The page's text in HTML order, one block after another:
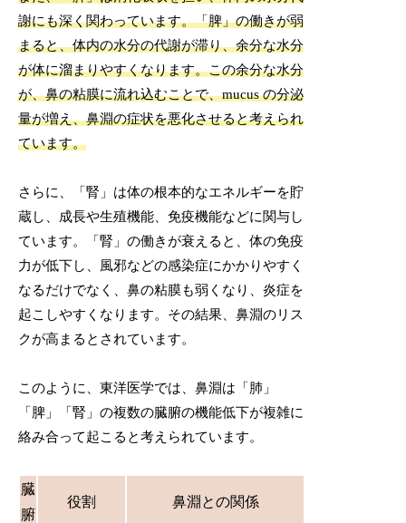
謝にも深く関わっています。「脾」の働きが弱
まると、体内の水分の代謝が滞り、余分な水分
が体に溜まりやすくなります。この余分な水分
が、鼻の粘膜に流れ込むことで、mucus の分泌
量が増え、鼻淵の症状を悪化させると考えられ
ています。
さらに、「腎」は体の根本的なエネルギーを貯
蔵し、成長や生殖機能、免疫機能などに関与し
ています。「腎」の働きが衰えると、体の免疫
力が低下し、風邪などの感染症にかかりやすく
なるだけでなく、鼻の粘膜も弱くなり、炎症を
起こしやすくなります。その結果、鼻淵のリス
クが高まるとされています。
このように、東洋医学では、鼻淵は「肺」
「脾」「腎」の複数の臓腑の機能低下が複雑に
絡み合って起こると考えられています。
臓
腑
役割 鼻淵との関係